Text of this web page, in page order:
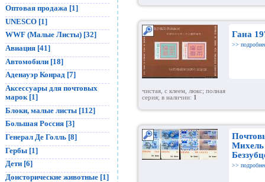
Оптовая продажа [1]
UNESCO [1]
WWF (Малые Листы) [32]
Авиация [41]
Автомобили [18]
Аденауэр Конрад [7]
Аксессуары для почтовых
марок [1]
Блоки, малые листы [112]
Большая Россия [3]
Генерал Де Голль [8]
Гербы [1]
Дети [6]
Доисторические животные [1]
Гана
>>
чистая, с клеем, люкс; полная
серия; в наличии: 1
Михель
>>